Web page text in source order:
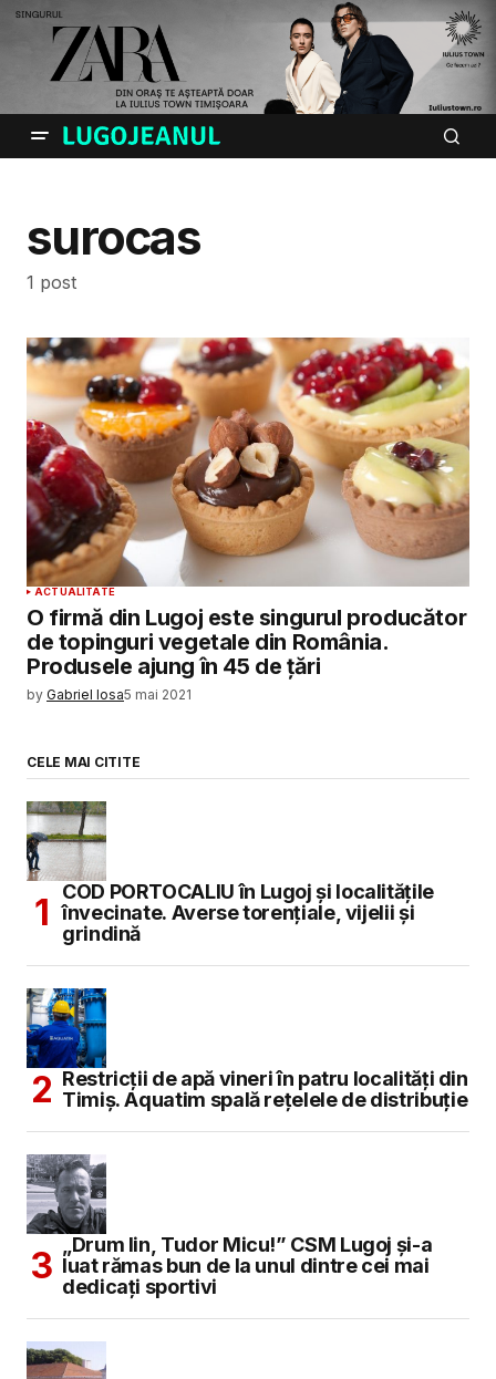
surocas
1 post
ACTUALITATE
O firmă din Lugoj este singurul producător
de topinguri vegetale din România.
Produsele ajung în 45 de țări
by Gabriel Iosa5 mai 2021
CELE MAI CITITE
COD PORTOCALIU în Lugoj și localitățile
învecinate. Averse torențiale, vijelii și
grindină
Restricții de apă vineri în patru localități din
Timiș. Aquatim spală rețelele de distribuție
„Drum lin, Tudor Micu!” CSM Lugoj și-a
luat rămas bun de la unul dintre cei mai
dedicați sportivi